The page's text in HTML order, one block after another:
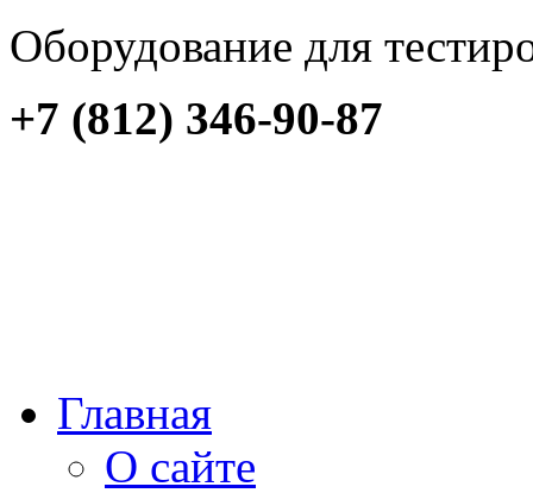
Оборудование для
+7 (812) 346-90-87
Главная
О сайте